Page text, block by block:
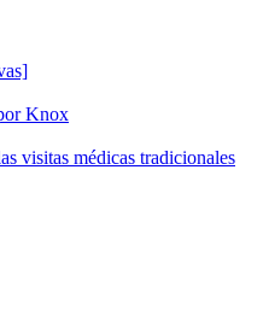
Knox
visitas médicas tradicionales